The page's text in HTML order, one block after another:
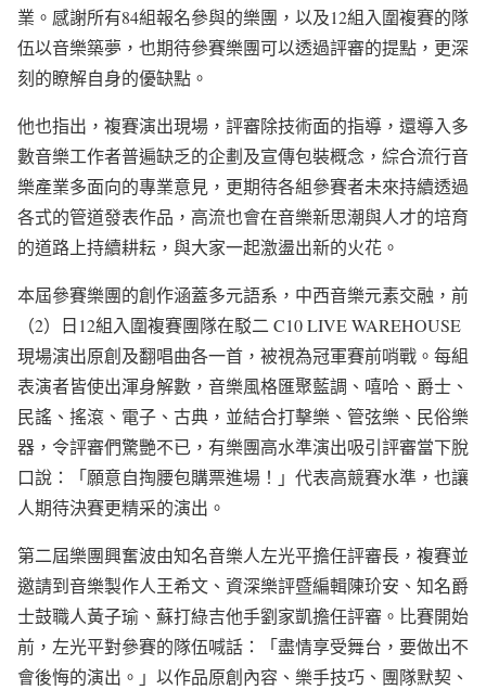
業。感謝所有84組報名參與的樂團，以及12組入圍複賽的隊
伍以音樂築夢，也期待參賽樂團可以透過評審的提點，更深
刻的瞭解自身的優缺點。
他也指出，複賽演出現場，評審除技術面的指導，還導入多
數音樂工作者普遍缺乏的企劃及宣傳包裝概念，綜合流行音
樂產業多面向的專業意見，更期待各組參賽者未來持續透過
各式的管道發表作品，高流也會在音樂新思潮與人才的培育
的道路上持續耕耘，與大家一起激盪出新的火花。
本屆參賽樂團的創作涵蓋多元語系，中西音樂元素交融，前
（2）日12組入圍複賽團隊在駁二 C10 LIVE WAREHOUSE
現場演出原創及翻唱曲各一首，被視為冠軍賽前哨戰。每組
表演者皆使出渾身解數，音樂風格匯聚藍調、嘻哈、爵士、
民謠、搖滾、電子、古典，並結合打擊樂、管弦樂、民俗樂
器，令評審們驚艷不已，有樂團高水準演出吸引評審當下脫
口說：「願意自掏腰包購票進場！」代表高競賽水準，也讓
人期待決賽更精采的演出。
第二屆樂團興奮波由知名音樂人左光平擔任評審長，複賽並
邀請到音樂製作人王希文、資深樂評暨編輯陳玠安、知名爵
士鼓職人黃子瑜、蘇打綠吉他手劉家凱擔任評審。比賽開始
前，左光平對參賽的隊伍喊話：「盡情享受舞台，要做出不
會後悔的演出。」以作品原創內容、樂手技巧、團隊默契、